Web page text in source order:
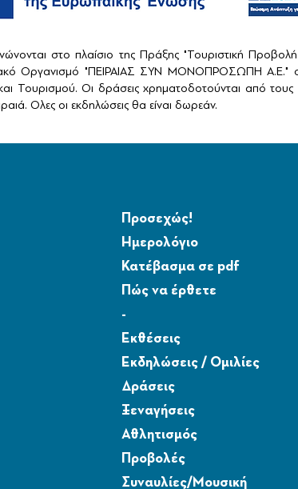
στο πλαίσιο της Πράξης "Τουριστική
Οργανισμό "ΠΕΙΡΑΙΑΣ ΣΥΝ ΜΟΝΟΠΡΟΣΩΠΗ Α.Ε."
Τουρισμού. Οι δράσεις χρηματοδοτούνται από
Ολες οι εκδηλώσεις θα είναι δωρεάν.
Προσεχώς!
Ημερολόγιο
Κατέβασμα σε pdf
Πώς να έρθετε
-
Εκθέσεις
Εκδηλώσεις / Ομιλίες
Δράσεις
Ξεναγήσεις
Αθλητισμός
Προβολές
Συναυλίες/Μουσική